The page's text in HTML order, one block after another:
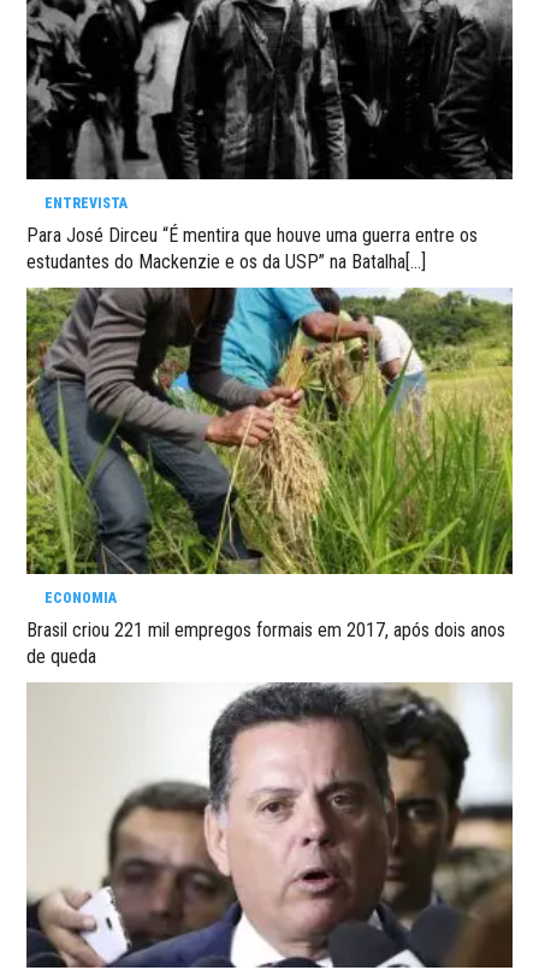
ENTREVISTA
Para José Dirceu “É mentira que houve uma guerra entre os
estudantes do Mackenzie e os da USP” na Batalha[…]
ECONOMIA
Brasil criou 221 mil empregos formais em 2017, após dois anos
de queda